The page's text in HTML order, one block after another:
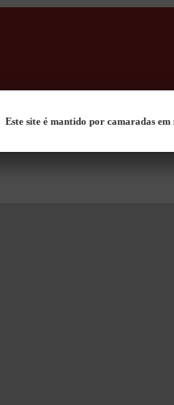
Este site é mantido por camaradas